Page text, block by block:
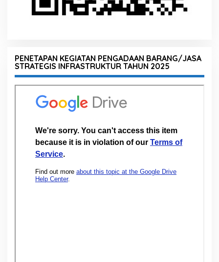
PENETAPAN KEGIATAN PENGADAAN BARANG/JASA
STRATEGIS INFRASTRUKTUR TAHUN 2025